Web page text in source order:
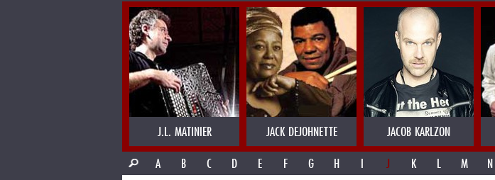
J.L. MATINIER JACK DEJOHNETTE JACOB KARLZON
A
B C D E F G H I J K L M N